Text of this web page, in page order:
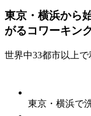
東京・横浜から
がるコワーキン
世界中33都市以上
東京・横浜で